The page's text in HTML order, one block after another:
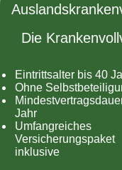
Die
Eintrittsalter bis 40
Ohne
Jahr
Umfangreiches
Versicherungspaket
inklusive